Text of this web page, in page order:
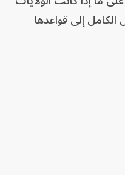
الكامل إلى قواعدها